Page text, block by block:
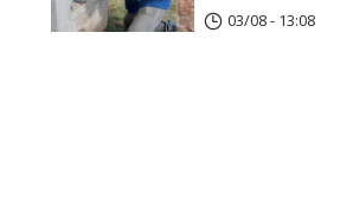
03/08 - 13:08